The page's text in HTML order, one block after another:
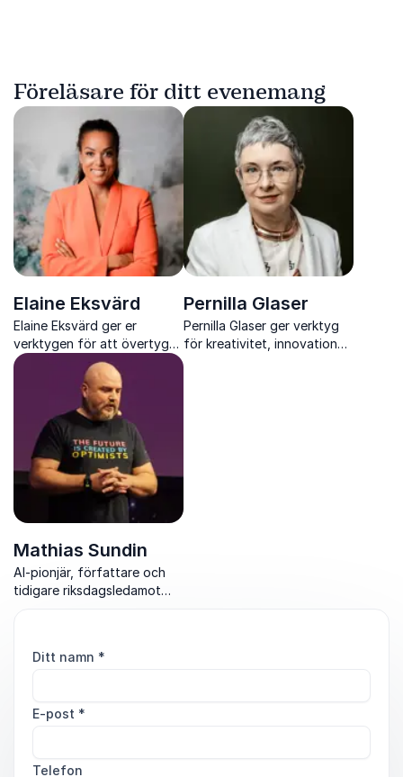
Föreläsare för ditt evenemang
Elaine Eksvärd
Elaine Eksvärd ger er
verktygen för att övertyga,
leda och snacka snyggt i
Pernilla Glaser
Pernilla Glaser ger verktyg
för kreativitet, innovation
Mathias Sundin
AI-pionjär, författare och
tidigare riksdagsledamot
organisationer.
Ditt namn *
E-post *
Telefon